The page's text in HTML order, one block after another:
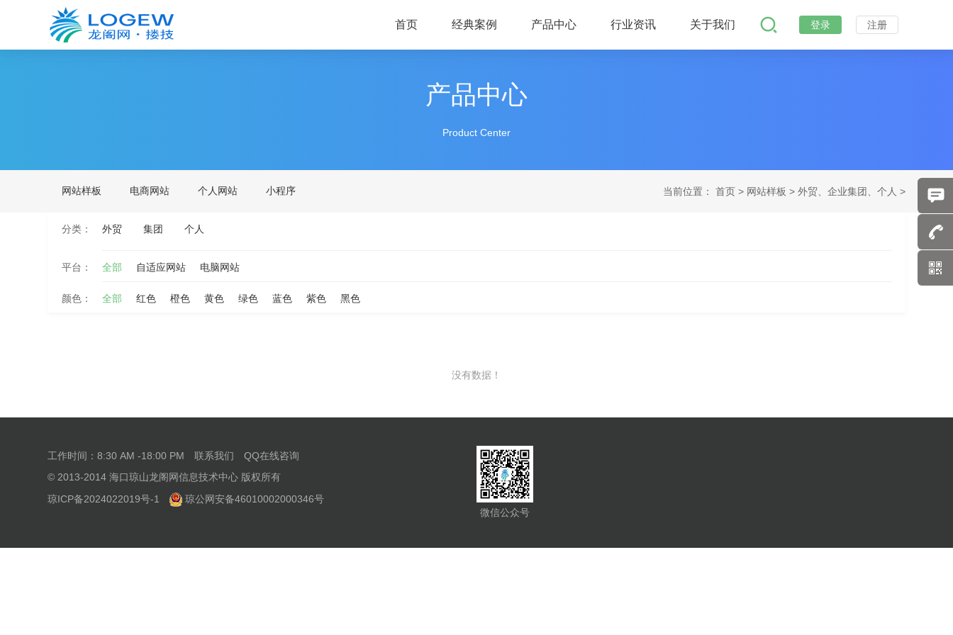
首页 经典案例 产品中心 行业资讯 关于我们 登录 注册
产品中心
Product Center
网站样板 电商网站 个人网站 小程序 当前位置： 首页> 网站样板 > 外贸、企业集团、个人 >
分类： 外贸 集团 个人
平台： 全部 自适应网站 电脑网站
颜色： 全部 红色 橙色 黄色 绿色 蓝色 紫色 黑色
没有数据！
工作时间：8:30 AM -18:00 PM 联系我们
QQ在线咨询
© 2013-2014 海口琼山龙阁网信息技术中心 版权所有
琼ICP备2024022019号-1
琼公网安备46010002000346号
微信公众号